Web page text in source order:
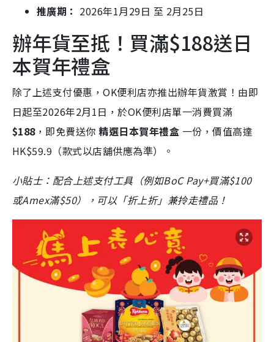
推廣期： 2026年1月29日 至 2月25日
辦年貨至抵！買滿$188送日
本賀年禮盒
除了上述支付優惠，OK便利店亦推出辦年貨激賞！由即
日起至2026年2月1日，於OK便利店單一消費買滿
$188，即免費送你精選日本賀年禮盒 一份，價值高達
HK$59.9（款式以店舖供應為準）。
小貼士：配合上述支付工具（例如BoC Pay+買滿$100
或Amex滿$50），可以「折上折」兼拎走禮品！